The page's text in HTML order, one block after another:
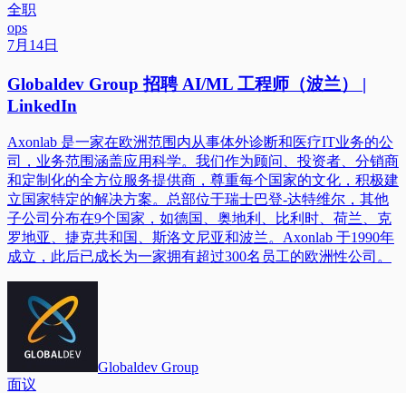
全职
ops
7月14日
Globaldev Group 招聘 AI/ML 工程师（波兰） |
LinkedIn
Axonlab 是一家在欧洲范围内从事体外诊断和医疗IT业务的公
司，业务范围涵盖应用科学。我们作为顾问、投资者、分销商
和定制化的全方位服务提供商，尊重每个国家的文化，积极建
立国家特定的解决方案。总部位于瑞士巴登-达特维尔，其他
子公司分布在9个国家，如德国、奥地利、比利时、荷兰、克
罗地亚、捷克共和国、斯洛文尼亚和波兰。Axonlab 于1990年
成立，此后已成长为一家拥有超过300名员工的欧洲性公司。
Globaldev Group
面议